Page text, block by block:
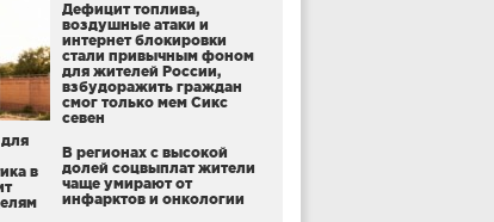
в
Дефицит топлива,
воздушные атаки и
интернет блокировки
стали привычным фоном
для жителей России,
взбудоражить граждан
смог только мем Сикс
севен
В регионах с высокой
долей соцвыплат жители
чаще умирают от
инфарктов и онкологии